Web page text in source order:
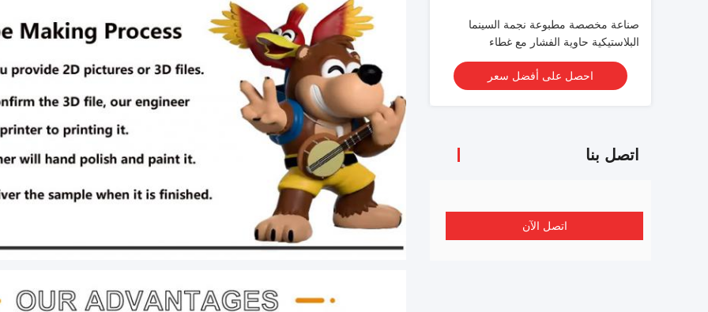
صناعة مخصصة مطبوعة نجمة السينما
البلاستيكية حاوية الفشار مع غطاء
احصل على أفضل سعر
اتصل بنا
اتصل الآن